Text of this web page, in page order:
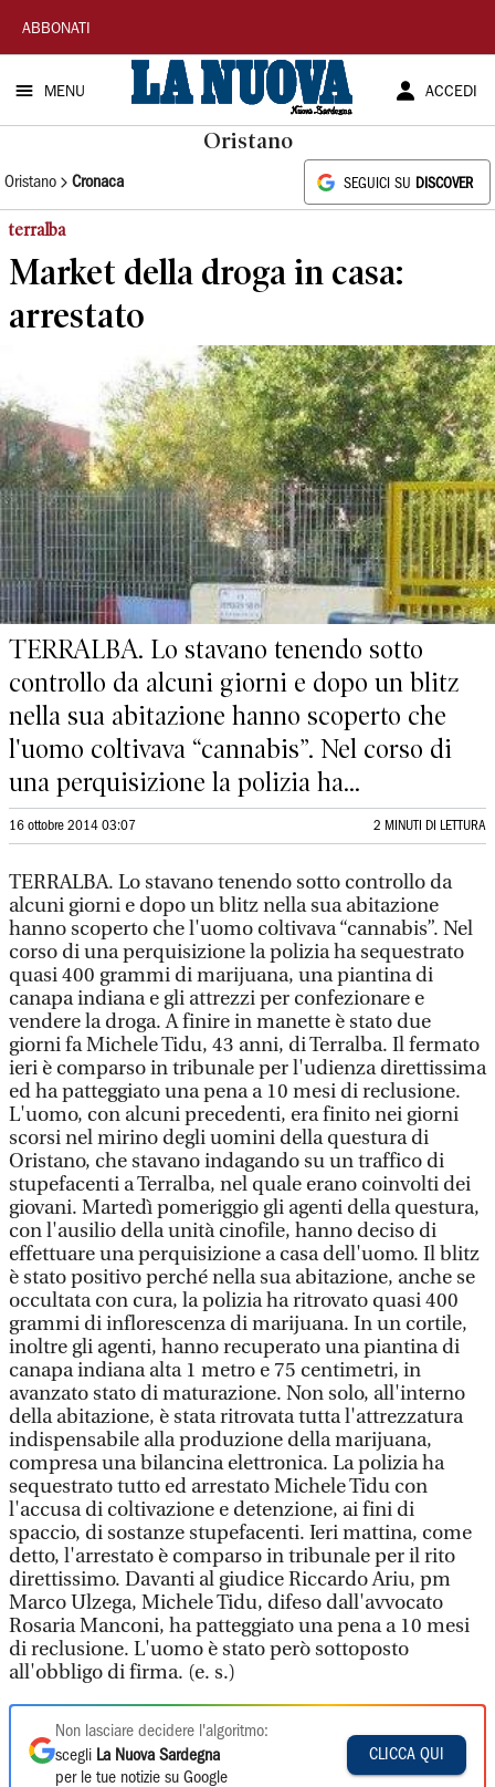
La
Nuova
Sardegna
ABBONATI
MENU ACCEDI
Oristano
Oristano Cronaca SEGUICI SU DISCOVER
terralba
Market della droga in casa:
arrestato
TERRALBA. Lo stavano tenendo sotto
controllo da alcuni giorni e dopo un blitz
nella sua abitazione hanno scoperto che
l'uomo coltivava “cannabis”. Nel corso di
una perquisizione la polizia ha...
16 ottobre 2014 03:07 2 MINUTI DI LETTURA
TERRALBA. Lo stavano tenendo sotto controllo da
alcuni giorni e dopo un blitz nella sua abitazione
hanno scoperto che l'uomo coltivava “cannabis”. Nel
corso di una perquisizione la polizia ha sequestrato
quasi 400 grammi di marijuana, una piantina di
canapa indiana e gli attrezzi per confezionare e
vendere la droga. A finire in manette è stato due
giorni fa Michele Tidu, 43 anni, di Terralba. Il fermato
ieri è comparso in tribunale per l'udienza direttissima
ed ha patteggiato una pena a 10 mesi di reclusione.
L'uomo, con alcuni precedenti, era finito nei giorni
scorsi nel mirino degli uomini della questura di
Oristano, che stavano indagando su un traffico di
stupefacenti a Terralba, nel quale erano coinvolti dei
giovani. Martedì pomeriggio gli agenti della questura,
con l'ausilio della unità cinofile, hanno deciso di
effettuare una perquisizione a casa dell'uomo. Il blitz
è stato positivo perché nella sua abitazione, anche se
occultata con cura, la polizia ha ritrovato quasi 400
grammi di inflorescenza di marijuana. In un cortile,
inoltre gli agenti, hanno recuperato una piantina di
canapa indiana alta 1 metro e 75 centimetri, in
avanzato stato di maturazione. Non solo, all'interno
della abitazione, è stata ritrovata tutta l'attrezzatura
indispensabile alla produzione della marijuana,
compresa una bilancina elettronica. La polizia ha
sequestrato tutto ed arrestato Michele Tidu con
l'accusa di coltivazione e detenzione, ai fini di
spaccio, di sostanze stupefacenti. Ieri mattina, come
detto, l'arrestato è comparso in tribunale per il rito
direttissimo. Davanti al giudice Riccardo Ariu, pm
Marco Ulzega, Michele Tidu, difeso dall'avvocato
Rosaria Manconi, ha patteggiato una pena a 10 mesi
di reclusione. L'uomo è stato però sottoposto
all'obbligo di firma. (e. s.)
Non lasciare decidere l'algoritmo:
scegli La Nuova Sardegna
per le tue notizie su Google
CLICCA QUI